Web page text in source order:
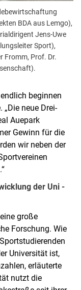
BDA aus Lemgo),
Jens-Uwe
Sport),
Fromm, Prof. Dr.
beginnen
„Die neue Drei-
Auepark
Gewinn für die
wir neben der
der Uni -
große
Forschung. Wie
Universität ist,
erläuterte
nutzt die